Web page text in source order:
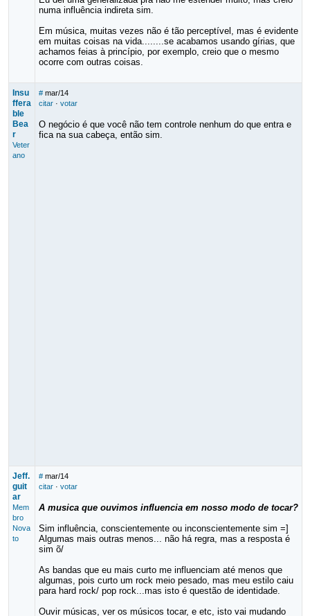
numa influência indireta sim.
Em música, muitas vezes não é tão perceptível, mas é evidente
em muitas coisas na vida........se acabamos usando gírias, que
achamos feias à princípio, por exemplo, creio que o mesmo
ocorre com outras coisas.
Insu
ffera
ble
Bea
r
Veter
ano
# mar/14
citar· votar
O negócio é que você não tem controle nenhum do que entra e
fica na sua cabeça, então sim.
Jeff.
guit
ar
Mem
bro
Nova
to
# mar/14
citar· votar
A musica que ouvimos influencia em nosso modo de tocar?
Sim influência, conscientemente ou inconscientemente sim =]
Algumas mais outras menos... não há regra, mas a resposta é
sim õ/
As bandas que eu mais curto me influenciam até menos que
algumas, pois curto um rock meio pesado, mas meu estilo caiu
para hard rock/ pop rock...mas isto é questão de identidade.
Ouvir músicas, ver os músicos tocar, e etc, isto vai mudando